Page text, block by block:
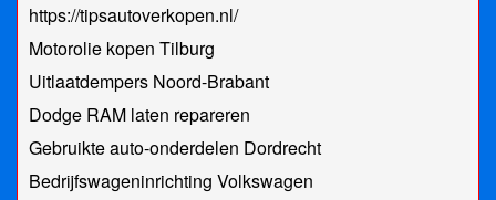
https://tipsautoverkopen.nl/
Motorolie kopen Tilburg
Uitlaatdempers Noord-Brabant
Dodge RAM laten repareren
Gebruikte auto-onderdelen Dordrecht
Bedrijfswageninrichting Volkswagen